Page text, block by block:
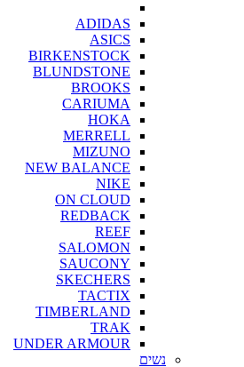
ADIDAS
ASICS
BIRKENSTOCK
BLUNDSTONE
BROOKS
CARIUMA
HOKA
MERRELL
MIZUNO
NEW BALANCE
NIKE
ON CLOUD
REDBACK
REEF
SALOMON
SAUCONY
SKECHERS
TACTIX
TIMBERLAND
TRAK
UNDER ARMOUR
נשים